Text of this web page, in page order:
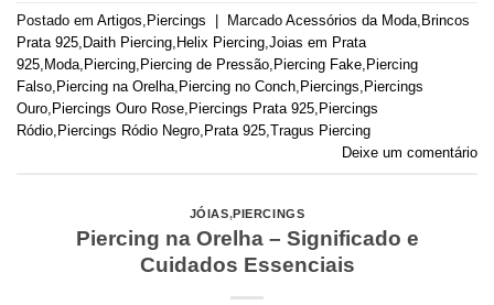
Postado em Artigos Piercings Marcado Acessórios da Moda Brincos
Prata 925 Daith Piercing Helix Piercing Joias em Prata
925 Moda Piercing Piercing de Pressão Piercing Fake Piercing
Falso Piercing na Orelha Piercing no Conch Piercings Piercings
Ouro Piercings Ouro Rose Piercings Prata 925 Piercings
Ródio Piercings Ródio Negro Prata 925 Tragus Piercing
Deixe um comentário
JÓIAS,PIERCINGS
Piercing na Orelha – Significado e
Cuidados Essenciais